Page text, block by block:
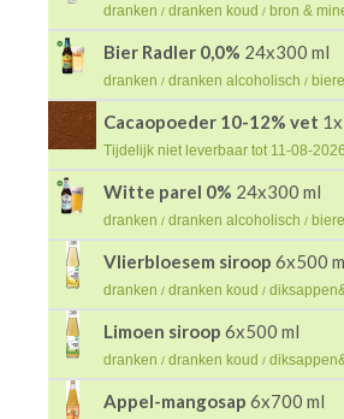
dranken / dranken koud / bron &
Bier Radler 0,0% 24x300 ml
dranken / dranken alcoholisch /
Cacaopoeder 10-12% vet
Tijdelijk niet leverbaar tot 11-08-2026
Witte parel 0% 24x300 ml
dranken / dranken alcoholisch /
Vlierbloesem siroop 6x500
dranken / dranken koud /
Limoen siroop 6x500 ml
dranken / dranken koud /
Appel-mangosap 6x700 ml